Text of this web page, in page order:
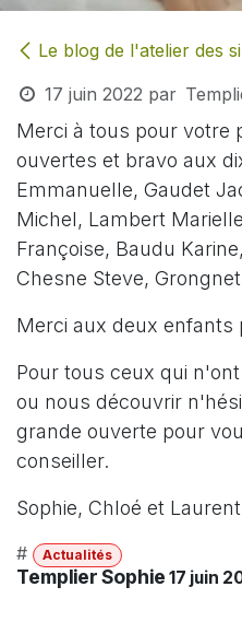
Le blog de l'atelier des
17 juin 2022 par
Merci à tous pour votre
ouvertes et bravo aux
Emmanuelle, Gaudet
Michel, Lambert
Françoise, Baudu
Chesne Steve,
Merci aux deux enfants
Pour tous ceux qui
ou nous découvrir
grande ouverte pour
conseiller.
Sophie, Chloé et Laurent
# Actualités
Templier Sophie 17 juin